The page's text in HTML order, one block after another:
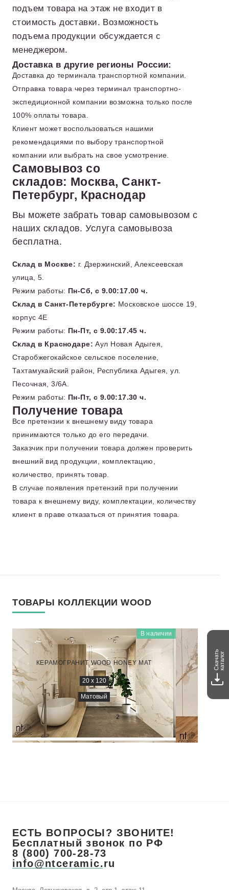
подъем товара на этаж не входит в
стоимость доставки. Возможность
подъема продукции обсуждается с
менеджером.
Доставка в другие регионы России:
Доставка до терминала транспортной компании.
Отправка товара через терминал транспортно-
экспедиционной компании возможна только после
100% оплаты товара.
Клиент может воспользоваться нашими
рекомендациями по выбору транспортной
компании или выбрать на свое усмотрение.
Самовывоз со
складов: Москва, Санкт-
Петербург, Краснодар
Вы можете забрать товар самовывозом с
наших складов. Услуга самовывоза
бесплатна.
Склад в Москве: г. Дзержинский, Алексеевская
улица, 5.
Режим работы: Пн-Сб, с 9.00:17.00 ч.
Склад в Санкт-Петербурге: Московское шоссе 19,
корпус 4Е
Режим работы: Пн-Пт, с 9.00:17.45 ч.
Склад в Краснодаре: Аул Новая Адыгея,
Старобжегокайское сельское поселение,
Тахтамукайский район, Республика Адыгея, ул.
Песочная, 3/6А.
Режим работы: Пн-Пт, с 9.00:17.30 ч.
Получение товара
Все претензии к внешнему виду товара
принимаются только до его передачи.
Заказчик при получении товара должен проверить
внешний вид продукции, комплектацию,
количество, принять товар.
В случае появления претензий при получении
товара к внешнему виду, комплектации, количеству
клиент в праве отказаться от принятия товара.
ТОВАРЫ КОЛЛЕКЦИИ WOOD
В наличии
NTT92313M
КЕРАМОГРАНИТ WOOD HONEY MAT
20 х 120
Матовый
3 100 ₽/м2
Скачатькаталог
ЕСТЬ ВОПРОСЫ? ЗВОНИТЕ!
Бесплатный звонок по РФ
8 (800) 700-28-73
info@ntceramic.ru